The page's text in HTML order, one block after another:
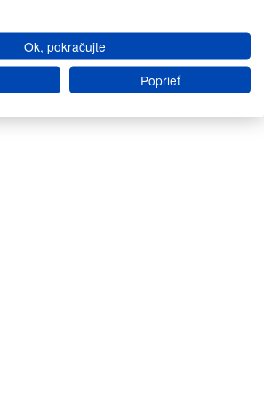
Ok, pokračujte
Poprieť